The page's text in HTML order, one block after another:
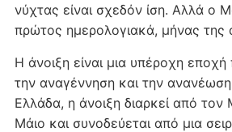
νύχτας είναι σχεδόν ίση. Αλλά ο
πρώτος ημερολογιακά, μήνας της
Η άνοιξη είναι μια υπέροχη
την αναγέννηση και την
Ελλάδα, η άνοιξη διαρκεί από
Μάιο και συνοδεύεται από μια